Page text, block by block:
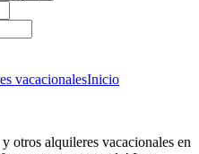
vacacionalesInicio
otros alquileres vacacionales en